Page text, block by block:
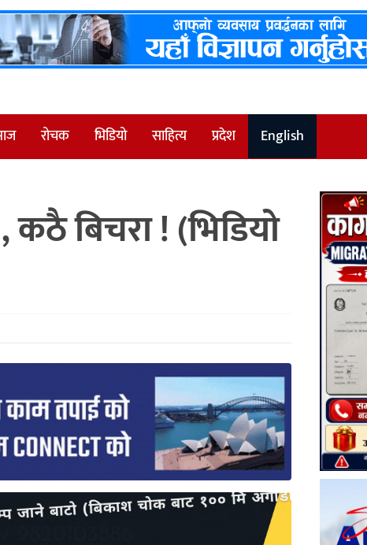
रोचक भिडियो साहित्य प्रदेश English
कठै बिचरा ! (भिडियो